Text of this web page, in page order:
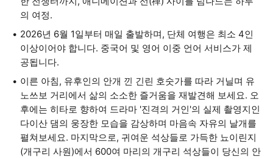
의 여정.
2026년 6월 1일부터 매일 출발하며, 단체 여행은 최소 4인
이상이어야 합니다. 중국어 및 영어 이중 언어 서비스가 제
공됩니다.
이른 아침, 유후인의 안개 낀 긴린 호숫가를 따라 거닐며 유
노쓰보 거리에서 삶의 소소한 즐거움을 재발견해 보세요. 오
후에는 히타로 향하여 드라마 '진격의 거인'의 실제 촬영지인
다이산 댐의 웅장한 모습을 감상하며 마음속 자유의 날개를
펼쳐보세요. 마지막으로, 귀여운 석상들로 가득한 뇨이린지
(개구리 사원)에서 600여 마리의 개구리 석상들이 당신의 안